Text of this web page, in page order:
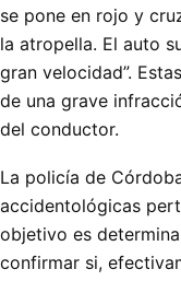
se pone en rojo y
la atropella. El auto
gran velocidad”.
de una grave
del conductor.
La policía de
accidentológicas
objetivo es
confirmar si,